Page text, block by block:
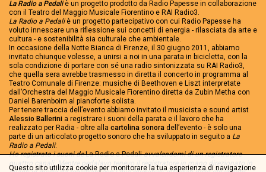
La Radio a Pedaliè un progetto prodotto da Radio Papesse in collaborazione
con il Teatro del Maggio Musicale Fiorentino e RAI Radio3.
La Radio a Pedaliè un progetto partecipativo con cui Radio Papesse ha
voluto innescare una riflessione sui concetti di energia - rilasciata da arte e
cultura - e sostenibilità sia culturale che ambientale.
In occasione della Notte Bianca di Firenze, il 30 giugno 2011, abbiamo
invitato chiunque volesse, a unirsi a noi in una parata in bicicletta, con la
sola condizione di portare con sé una radio sintonizzata su RAI Radio3,
che quella sera avrebbe trasmesso in diretta il concerto in programma al
Teatro Comunale di Firenze: musiche di Beethoven e Liszt interpretate
dall’Orchestra del Maggio Musicale Fiorentino diretta da Zubin Metha con
Daniel Barenboim al pianoforte solista.
Per tenere traccia dell’evento abbiamo invitato il musicista e sound artist
Alessio Ballerini a registrare i suoni della parata e il lavoro che ha
realizzato per Radia - oltre alla cartolina sonora dell’evento - è solo una
parte di un articolato progetto sonoro che ha sviluppato in seguito a La
Radio a Pedali:
Ho registrato i suoni deLa Radio a Pedaliavvalendomi di un registratore
quattro canali. Mentre pedalavo tenevo il registratore in mano direzionato in
Questo sito utilizza cookie per monitorare la tua esperienza di navigazione